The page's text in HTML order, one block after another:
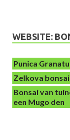
WEBSITE:
Punica
Zelkova
Bonsai van
een Mugo den